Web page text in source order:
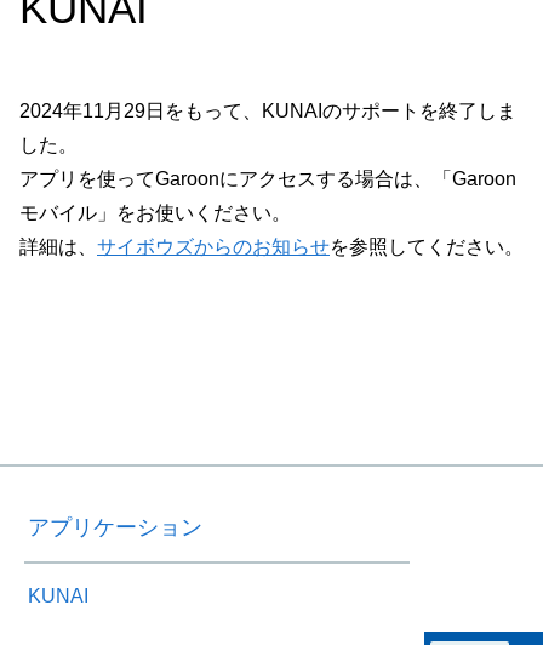
2024年11月29日をもって、KUNAIのサポートを終了しま
した。
アプリを使ってGaroonにアクセスする場合は、「Garoon
モバイル」をお使いください。
詳細は、 サイボウズからのお知らせを参照してください。
アプリケーション
KUNAI